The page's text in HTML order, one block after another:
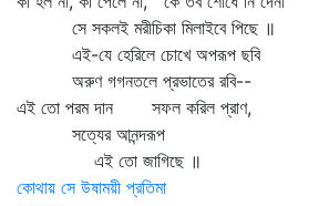
সে সকলই মরীচিকা মিলাইবে পিছে ॥
এই-যে হেরিলে চোখে অপরূপ ছবি
অরুণ গগনতলে প্রভাতের রবি--
এই তো পরম দান সফল করিল প্রাণ,
সত্যের আনন্দরূপ
এই তো জাগিছে ॥
কোথায় সে উষাময়ী প্রতিমা